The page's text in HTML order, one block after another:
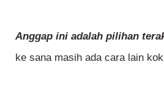
Anggap ini adalah pilihan
ke sana masih ada cara lain